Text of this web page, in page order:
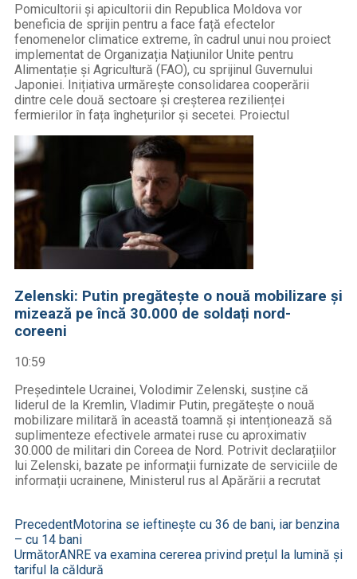
Pomicultorii și apicultorii din Republica Moldova vor
beneficia de sprijin pentru a face față efectelor
fenomenelor climatice extreme, în cadrul unui nou proiect
implementat de Organizația Națiunilor Unite pentru
Alimentație și Agricultură (FAO), cu sprijinul Guvernului
Japoniei. Inițiativa urmărește consolidarea cooperării
dintre cele două sectoare și creșterea rezilienței
fermierilor în fața înghețurilor și secetei. Proiectul
Zelenski: Putin pregătește o nouă mobilizare și
mizează pe încă 30.000 de soldați nord-
coreeni
10:59
Președintele Ucrainei, Volodimir Zelenski, susține că
liderul de la Kremlin, Vladimir Putin, pregătește o nouă
mobilizare militară în această toamnă și intenționează să
suplimenteze efectivele armatei ruse cu aproximativ
30.000 de militari din Coreea de Nord. Potrivit declarațiilor
lui Zelenski, bazate pe informații furnizate de serviciile de
informații ucrainene, Ministerul rus al Apărării a recrutat
PrecedentMotorina se ieftinește cu 36 de bani, iar benzina
– cu 14 bani
UrmătorANRE va examina cererea privind prețul la lumină și
tariful la căldură